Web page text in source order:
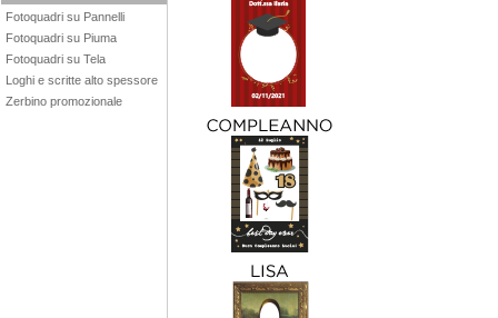
Fotoquadri su Pannelli
Fotoquadri su Piuma
Fotoquadri su Tela
Loghi e scritte alto spessore
Zerbino promozionale